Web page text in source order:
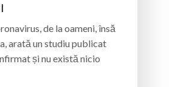
de la oameni, însă
arată un studiu publicat
și nu există nicio